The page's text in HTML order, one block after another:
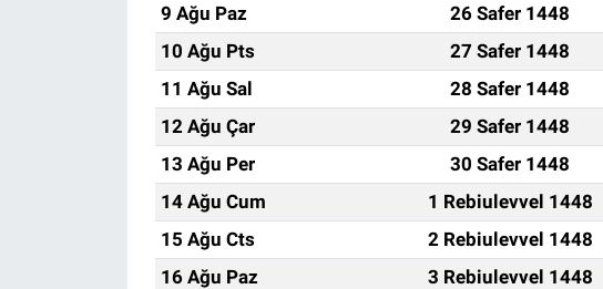
9 Ağu Paz
26 Safer 1448
10 Ağu Pts
27 Safer 1448
11 Ağu Sal
28 Safer 1448
12 Ağu Çar
29 Safer 1448
13 Ağu Per
30 Safer 1448
14 Ağu Cum
1 Rebiulevvel 1448
15 Ağu Cts
2 Rebiulevvel 1448
16 Ağu Paz
3 Rebiulevvel 1448